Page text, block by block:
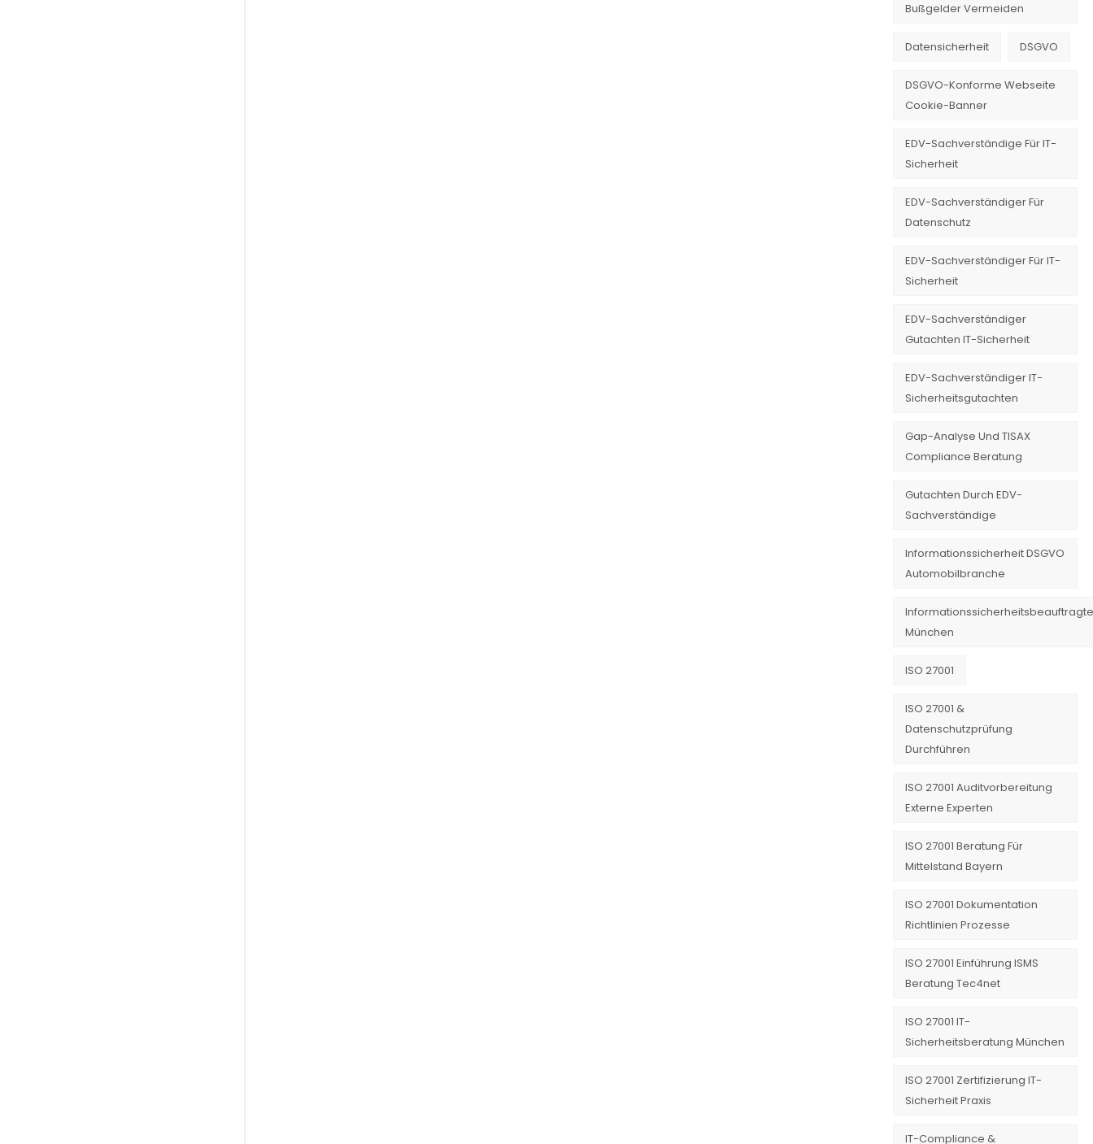
Bußgelder Vermeiden
Datensicherheit DSGVO
DSGVO-Konforme Webseite
Cookie-Banner
EDV-Sachverständige Für IT-
Sicherheit
EDV-Sachverständiger Für
Datenschutz
EDV-Sachverständiger Für IT-
Sicherheit
EDV-Sachverständiger
Gutachten IT-Sicherheit
EDV-Sachverständiger IT-
Sicherheitsgutachten
Gap-Analyse Und TISAX
Compliance Beratung
Gutachten Durch EDV-
Sachverständige
Informationssicherheit DSGVO
Automobilbranche
München
ISO 27001
ISO 27001 &
Datenschutzprüfung
Durchführen
ISO 27001 Auditvorbereitung
Externe Experten
ISO 27001 Beratung Für
Mittelstand Bayern
ISO 27001 Dokumentation
Richtlinien Prozesse
ISO 27001 Einführung ISMS
Beratung Tec4net
ISO 27001 IT-
Sicherheitsberatung München
ISO 27001 Zertifizierung IT-
Sicherheit Praxis
IT-Compliance &